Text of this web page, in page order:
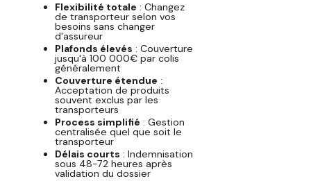
Flexibilité totale : Changez
de transporteur selon vos
besoins sans changer
d'assureur
Plafonds élevés : Couverture
jusqu'à 100 000€ par colis
généralement
Couverture étendue :
Acceptation de produits
souvent exclus par les
transporteurs
Process simplifié : Gestion
centralisée quel que soit le
transporteur
Délais courts : Indemnisation
sous 48-72 heures après
validation du dossier